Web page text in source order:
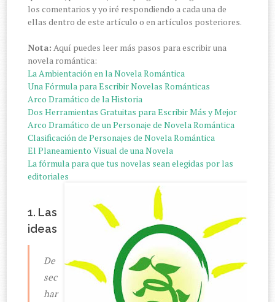
los comentarios y yo iré respondiendo a cada una de
ellas dentro de este artículo o en artículos posteriores.
Nota: Aquí puedes leer más pasos para escribir una
novela romántica:
La Ambientación en la Novela Romántica
Una Fórmula para Escribir Novelas Románticas
Arco Dramático de la Historia
Dos Herramientas Gratuitas para Escribir Más y Mejor
Arco Dramático de un Personaje de Novela Romántica
Clasificación de Personajes de Novela Romántica
El Planeamiento Visual de una Novela
La fórmula para que tus novelas sean elegidas por las
editoriales
1. Las
ideas
De
sec
har